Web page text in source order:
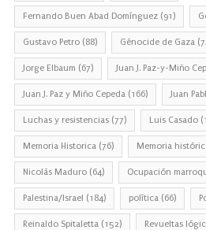
Fernando Buen Abad Domínguez (91)
Gustavo Petro (88) Génocide de Gaza
Jorge Elbaum (67) Juan J. Paz-y-Miño
Juan J. Paz y Miño Cepeda (166) Juan
Luchas y resistencias (77) Luis Casado
Memoria Historica (76) Memoria
Nicolás Maduro (64) Ocupación
Palestina/Israel (184) política (66)
Reinaldo Spitaletta (152) Revueltas